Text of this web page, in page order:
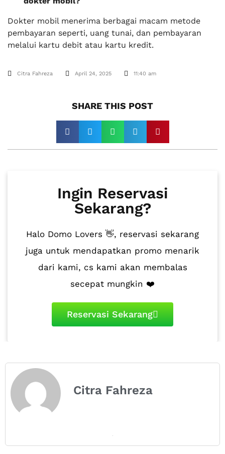
Dokter mobil menerima berbagai macam metode
pembayaran seperti, uang tunai, dan pembayaran
melalui kartu debit atau kartu kredit.
Citra Fahreza April 24, 2025 11:40 am
SHARE THIS POST​
Ingin Reservasi
Sekarang?
Halo Domo Lovers 👋, reservasi sekarang
juga untuk mendapatkan promo menarik
dari kami, cs kami akan membalas
secepat mungkin ❤️
Reservasi Sekarang
Citra Fahreza